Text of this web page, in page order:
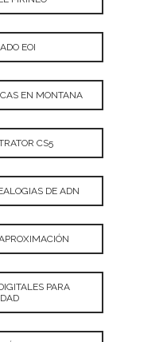
EOI
EN MONTANA
CS5
DE ADN
PARA